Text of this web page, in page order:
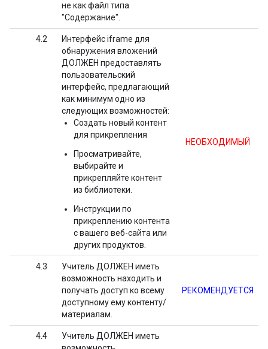
не как файл типа
"Содержание".
4.2
Интерфейс iframe для
обнаружения вложений
ДОЛЖЕН предоставлять
пользовательский
интерфейс, предлагающий
как минимум одно из
следующих возможностей:
Создать новый контент
для прикрепления
Просматривайте,
выбирайте и
прикрепляйте контент
из библиотеки.
Инструкции по
прикреплению контента
с вашего веб-сайта или
других продуктов.
НЕОБХОДИМЫЙ
4.3
Учитель ДОЛЖЕН иметь
возможность находить и
получать доступ ко всему
доступному ему контенту/
материалам.
РЕКОМЕНДУЕТСЯ
4.4
Учитель ДОЛЖЕН иметь